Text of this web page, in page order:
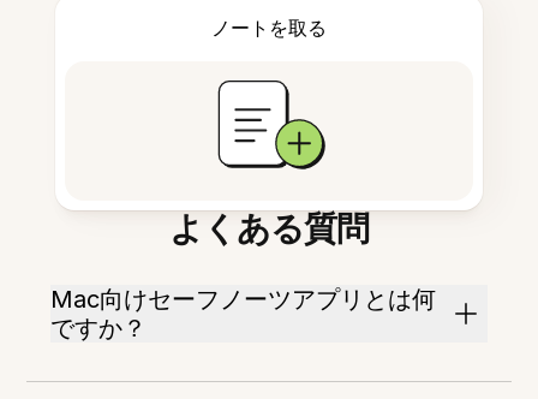
ノートを取る
よくある質問
Mac向けセーフノーツアプリとは何
ですか？